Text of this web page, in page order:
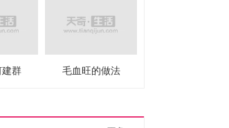
群 毛血旺的做法